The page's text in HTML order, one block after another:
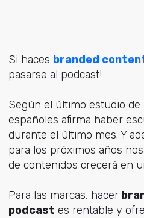
Si haces branded
pasarse al podcast!
Según el último estudio de
españoles afirma haber
durante el último mes. Y
para los próximos años
de contenidos crecerá en
Para las marcas, hacer
podcast es rentable y